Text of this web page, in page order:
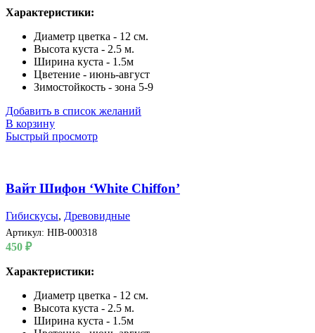
Характеристики:
Диаметр цветка - 12 см.
Высота куста - 2.5 м.
Ширина куста - 1.5м
Цветение - июнь-август
Зимостойкость - зона 5-9
Добавить в список желаний
В корзину
Быстрый просмотр
Вайт Шифон ‘White Chiffon’
Гибискусы, Древовидные
Артикул: HIB-000318
450 ₽
Характеристики:
Диаметр цветка - 12 см.
Высота куста - 2.5 м.
Ширина куста - 1.5м